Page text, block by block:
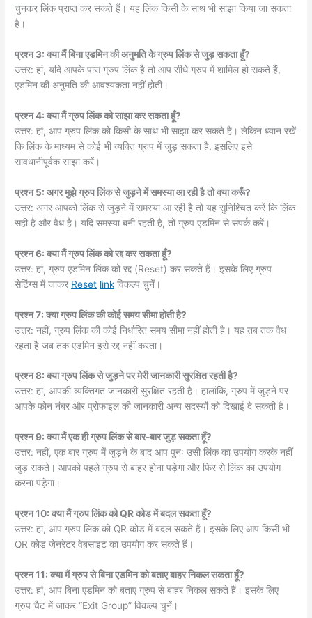
चुनकर लिंक प्राप्त कर सकते हैं। यह लिंक किसी के साथ भी साझा किया जा सकता
है।
प्रश्न 3: क्या मैं बिना एडमिन की अनुमति के ग्रुप लिंक से जुड़ सकता हूँ?
उत्तर: हां, यदि आपके पास ग्रुप लिंक है तो आप सीधे ग्रुप में शामिल हो सकते हैं,
एडमिन की अनुमति की आवश्यकता नहीं होती।
प्रश्न 4: क्या मैं ग्रुप लिंक को साझा कर सकता हूँ?
उत्तर: हां, आप ग्रुप लिंक को किसी के साथ भी साझा कर सकते हैं। लेकिन ध्यान रखें
कि लिंक के माध्यम से कोई भी व्यक्ति ग्रुप में जुड़ सकता है, इसलिए इसे
सावधानीपूर्वक साझा करें।
प्रश्न 5: अगर मुझे ग्रुप लिंक से जुड़ने में समस्या आ रही है तो क्या करूँ?
उत्तर: अगर आपको लिंक से जुड़ने में समस्या आ रही है तो यह सुनिश्चित करें कि लिंक
सही है और वैध है। यदि समस्या बनी रहती है, तो ग्रुप एडमिन से संपर्क करें।
प्रश्न 6: क्या मैं ग्रुप लिंक को रद्द कर सकता हूँ?
उत्तर: हां, ग्रुप एडमिन लिंक को रद्द (Reset) कर सकते हैं। इसके लिए ग्रुप
सेटिंग्स में जाकर Reset link विकल्प चुनें।
प्रश्न 7: क्या ग्रुप लिंक की कोई समय सीमा होती है?
उत्तर: नहीं, ग्रुप लिंक की कोई निर्धारित समय सीमा नहीं होती है। यह तब तक वैध
रहता है जब तक एडमिन इसे रद्द नहीं करता।
प्रश्न 8: क्या ग्रुप लिंक से जुड़ने पर मेरी जानकारी सुरक्षित रहती है?
उत्तर: हां, आपकी व्यक्तिगत जानकारी सुरक्षित रहती है। हालांकि, ग्रुप में जुड़ने पर
आपके फोन नंबर और प्रोफाइल की जानकारी अन्य सदस्यों को दिखाई दे सकती है।
प्रश्न 9: क्या मैं एक ही ग्रुप लिंक से बार-बार जुड़ सकता हूँ?
उत्तर: नहीं, एक बार ग्रुप में जुड़ने के बाद आप पुनः उसी लिंक का उपयोग करके नहीं
जुड़ सकते। आपको पहले ग्रुप से बाहर होना पड़ेगा और फिर से लिंक का उपयोग
करना पड़ेगा।
प्रश्न 10: क्या मैं ग्रुप लिंक को QR कोड में बदल सकता हूँ?
उत्तर: हां, आप ग्रुप लिंक को QR कोड में बदल सकते हैं। इसके लिए आप किसी भी
QR कोड जेनरेटर वेबसाइट का उपयोग कर सकते हैं।
प्रश्न 11: क्या मैं ग्रुप से बिना एडमिन को बताए बाहर निकल सकता हूँ?
उत्तर: हां, आप बिना एडमिन को बताए ग्रुप से बाहर निकल सकते हैं। इसके लिए
ग्रुप चैट में जाकर “Exit Group” विकल्प चुनें।